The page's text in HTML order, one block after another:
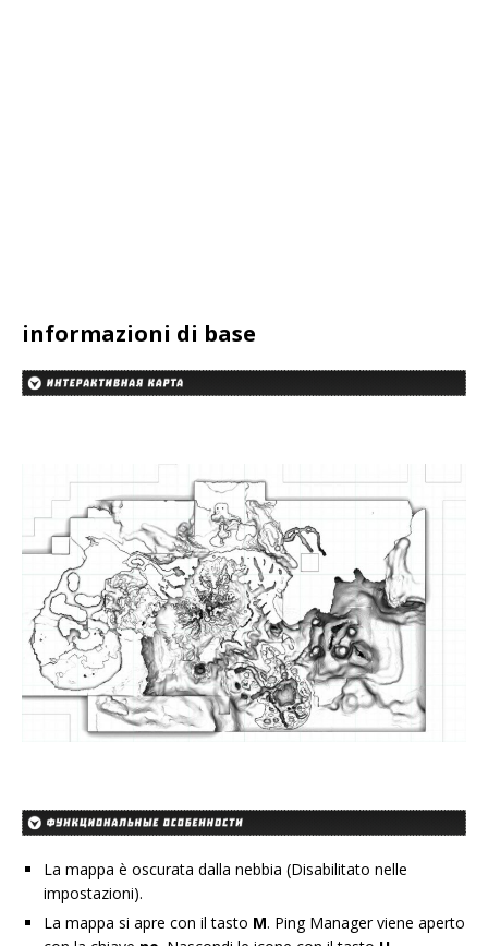
informazioni di base
La mappa è oscurata dalla nebbia (Disabilitato nelle
impostazioni).
La mappa si apre con il tasto M. Ping Manager viene aperto